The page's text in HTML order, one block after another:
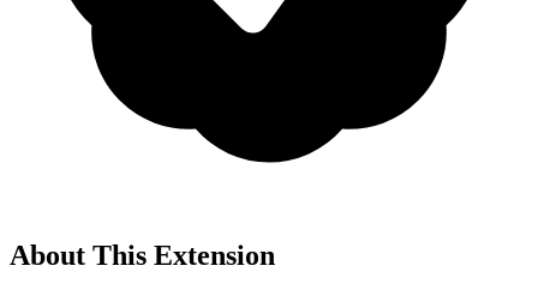
About This Extension